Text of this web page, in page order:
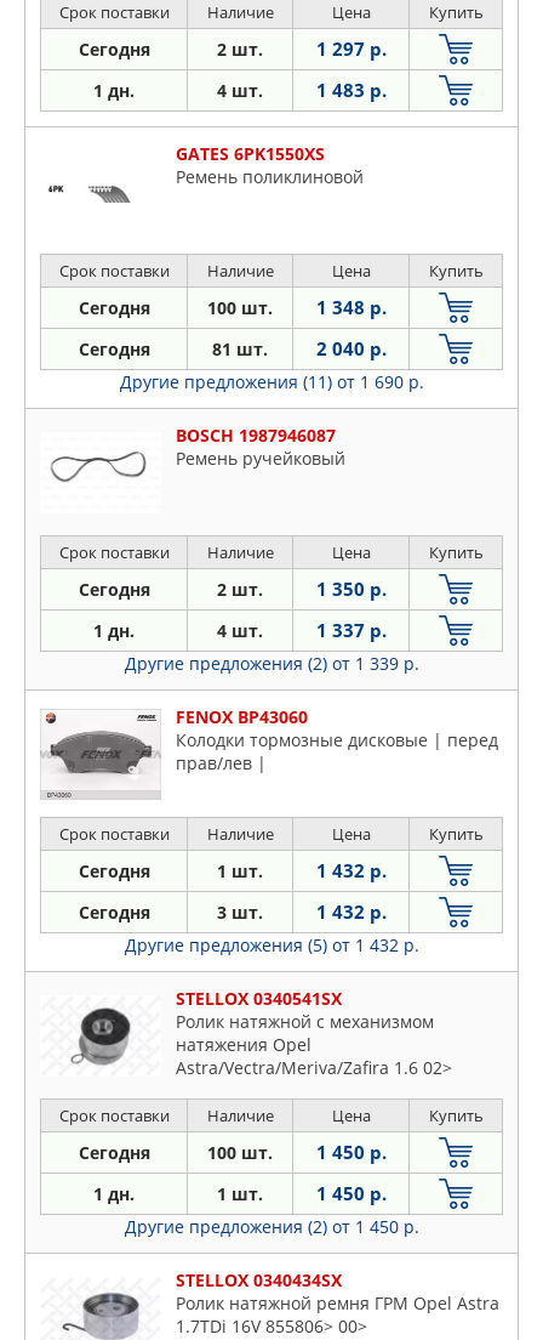
Срок поставки Наличие Цена Купить
Сегодня 2 шт. 1 297 р.
1 дн. 4 шт. 1 483 р.
GATES 6PK1550XS
Ремень поликлиновой
Срок поставки Наличие Цена Купить
Сегодня 100 шт. 1 348 р.
Сегодня 81 шт. 2 040 р.
Другие предложения (11) от 1 690 р.
BOSCH 1987946087
Ремень ручейковый
Срок поставки Наличие Цена Купить
Сегодня 2 шт. 1 350 р.
1 дн. 4 шт. 1 337 р.
Другие предложения (2) от 1 339 р.
FENOX BP43060
Колодки тормозные дисковые | перед
прав/лев |
Срок поставки Наличие Цена Купить
Сегодня 1 шт. 1 432 р.
Сегодня 3 шт. 1 432 р.
Другие предложения (5) от 1 432 р.
STELLOX 0340541SX
Ролик натяжной c механизмом
натяжения Opel
Astra/Vectra/Meriva/Zafira 1.6 02>
Срок поставки Наличие Цена Купить
Сегодня 100 шт. 1 450 р.
1 дн. 1 шт. 1 450 р.
Другие предложения (2) от 1 450 р.
STELLOX 0340434SX
Ролик натяжной ремня ГРМ Opel Astra
1.7TDi 16V 855806> 00>